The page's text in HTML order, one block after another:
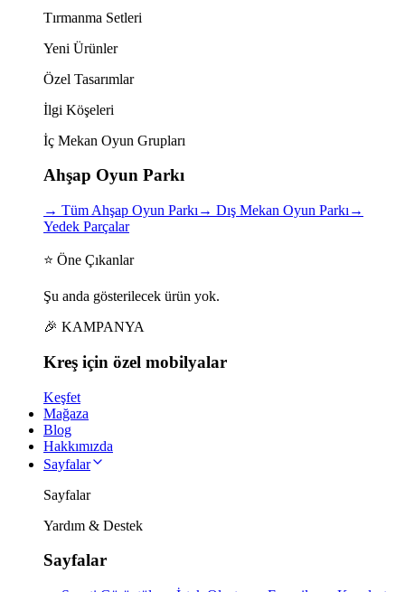
Tırmanma Setleri
Yeni Ürünler
Özel Tasarımlar
İlgi Köşeleri
İç Mekan Oyun Grupları
Ahşap Oyun Parkı
→ Tüm Ahşap Oyun Parkı → Dış Mekan Oyun Parkı →
Yedek Parçalar
⭐ Öne Çıkanlar
Şu anda gösterilecek ürün yok.
🎉 KAMPANYA
Kreş için özel mobilyalar
Keşfet
Mağaza
Blog
Hakkımızda
Sayfalar
Sayfalar
Yardım & Destek
Sayfalar